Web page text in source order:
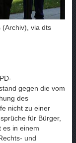
(Archiv), via dts
gegen die vom
des
nicht zu einer
für Bürger,
es in einem
und